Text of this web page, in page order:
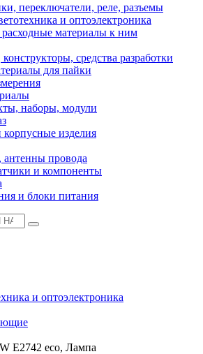
переключатели, реле, разъемы
и оптоэлектроника
материалы к ним
средства разработки
для пайки
наборы, модули
изделия
провода
и компоненты
и блоки питания
и оптоэлектроника
eco, Лампа